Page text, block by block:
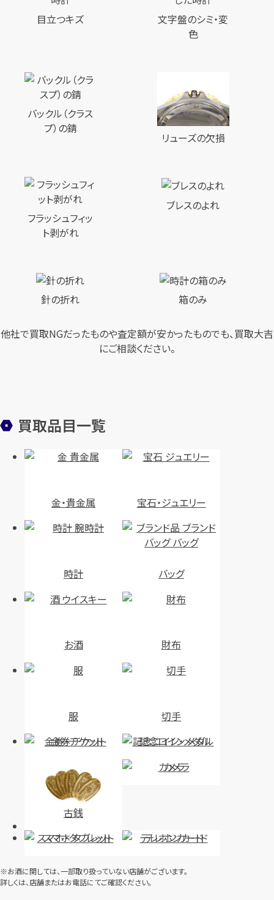
目立つキズ
文字盤のシミ・変
色
バックル（クラス
プ）の錆
リューズの欠損
フラッシュフィッ
ト剥がれ
ブレスのよれ
針の折れ 箱のみ
他社で買取NGだったものや査定額が安かったものでも、買取大吉
にご相談ください。
買取品目一覧
金・貴金属 宝石・ジュエリー
時計 バッグ
お酒 財布
服
切手
金券・チケット
記念コイン・メダル
古銭
カメラ
スマホ・タブレット テレホンカード
※お酒に関しては、一部取り扱っていない店舗がございます。
詳しくは、店舗またはお電話にてご確認ください。